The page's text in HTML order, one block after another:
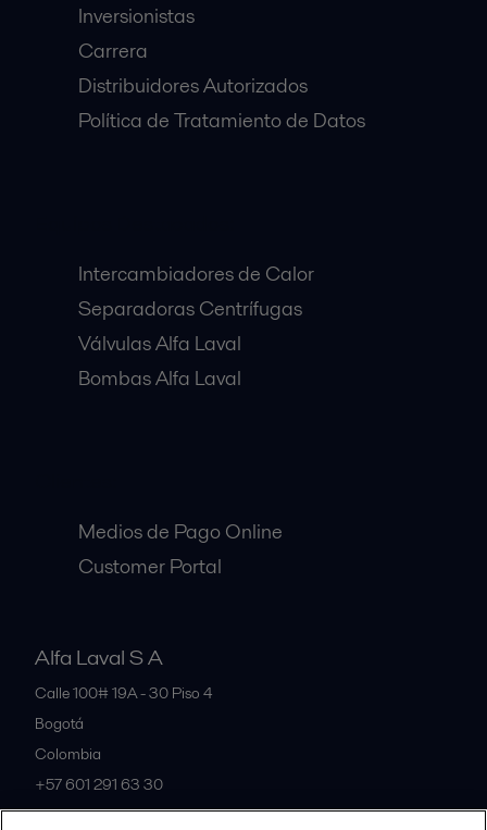
Inversionistas
Carrera
Distribuidores Autorizados
Política de Tratamiento de Datos
Intercambiadores de Calor
Separadoras Centrífugas
Válvulas Alfa Laval
Bombas Alfa Laval
Medios de Pago Online
Customer Portal
Alfa Laval S A
Calle 100# 19A - 30 Piso 4
Bogotá
Colombia
+57 601 291 63 30